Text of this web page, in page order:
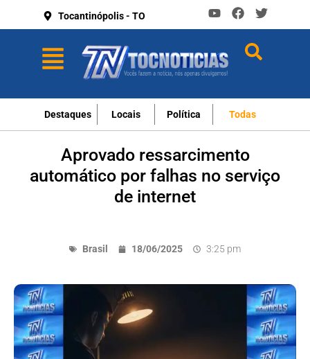
Tocantinópolis - TO
Destaques Locais Política Todas
Aprovado ressarcimento
automático por falhas no serviço
de internet
Brasil 18/06/2025 3:25 pm